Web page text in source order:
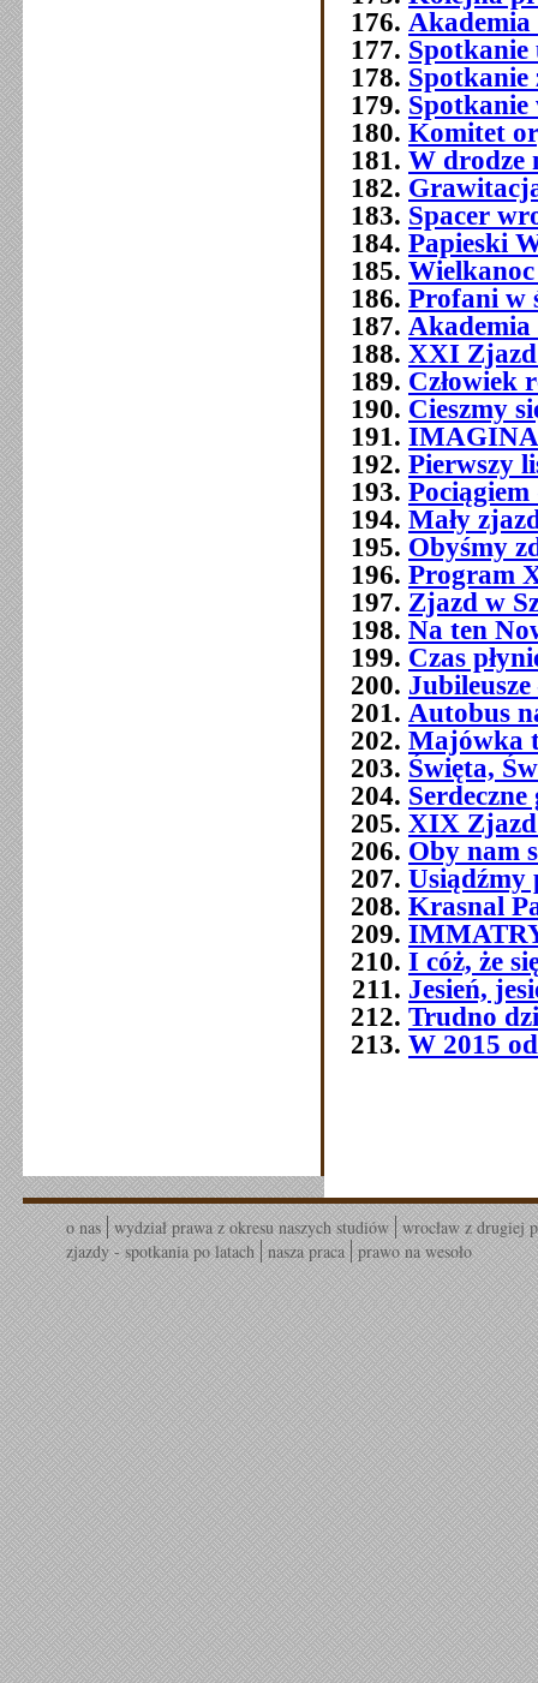
Akademia
Spotkanie
Spotkanie
Spotkanie
Komitet
W drodze
Spacer
Papieski
Profani w
XXI
Człowiek
Cieszmy
Pierwszy
Mały
Obyśmy
Program
Zjazd w
Na ten
Czas
Autobus
Majówka
Święta,
XIX
Oby nam
Usiądźmy
Krasnal
I cóż, że
Jesień,
Trudno
W 2015
o nas wydział prawa z okresu naszych studiów wrocław z drugiej
zjazdy - spotkania po latach nasza praca prawo na wesoło